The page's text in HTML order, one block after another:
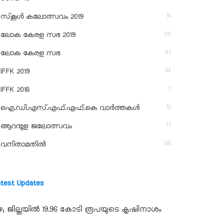
സ്‌കൂള്‍ കലോത്സവം 2019 14
ലോക കേരള സഭ 2019 29
ലോക കേരള സഭ 47
IFFK 2019 44
IFFK 2018 7
ഐ.ഡി.എസ്.എഫ്.എഫ്.കെ വാർത്തകൾ 12
ആറന്മുള ജലോത്സവം 17
വനിതാമതിൽ 55
Updates
ജില്ലയില്‍ 19.96 കോടി രൂപയുടെ കൃഷിനാശം